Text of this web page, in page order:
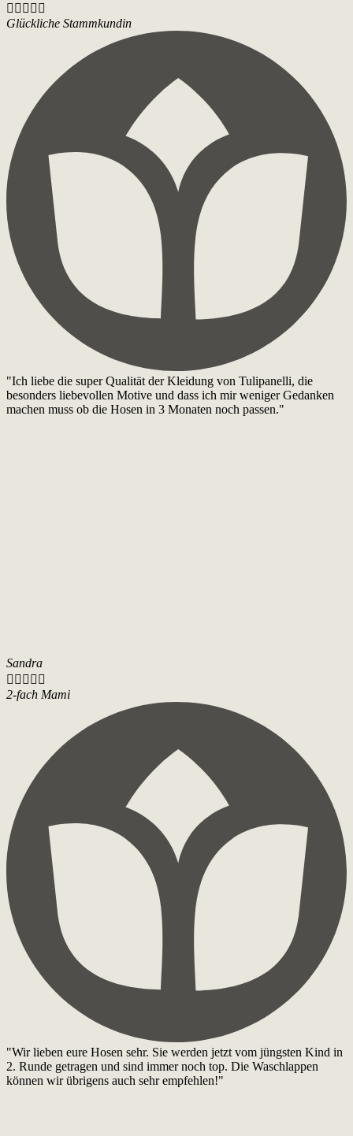
    
Glückliche Stammkundin
"Ich liebe die super Qualität der Kleidung von Tulipanelli, die
besonders liebevollen Motive und dass ich mir weniger Gedanken
machen muss ob die Hosen in 3 Monaten noch passen."
Sandra
    
2-fach Mami
"Wir lieben eure Hosen sehr. Sie werden jetzt vom jüngsten Kind in
2. Runde getragen und sind immer noch top. Die Waschlappen
können wir übrigens auch sehr empfehlen!"